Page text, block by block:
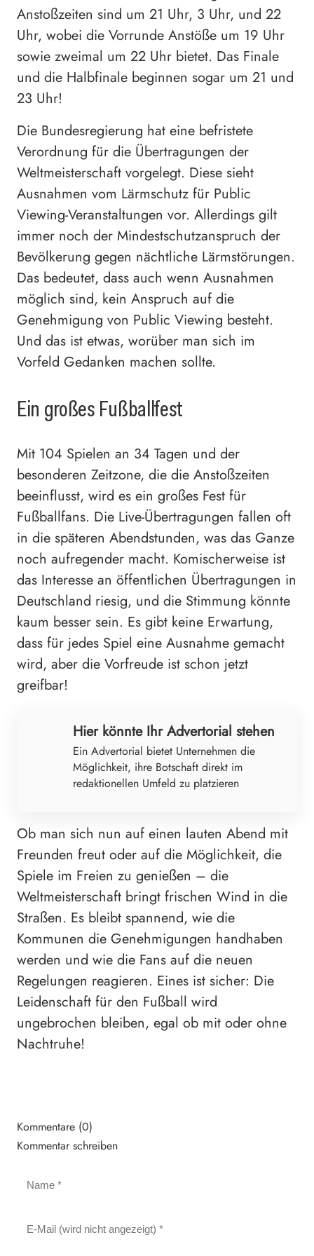
Anstoßzeiten sind um 21 Uhr, 3 Uhr, und 22
Uhr, wobei die Vorrunde Anstöße um 19 Uhr
sowie zweimal um 22 Uhr bietet. Das Finale
und die Halbfinale beginnen sogar um 21 und
23 Uhr!
Die Bundesregierung hat eine befristete
Verordnung für die Übertragungen der
Weltmeisterschaft vorgelegt. Diese sieht
Ausnahmen vom Lärmschutz für Public
Viewing-Veranstaltungen vor. Allerdings gilt
immer noch der Mindestschutzanspruch der
Bevölkerung gegen nächtliche Lärmstörungen.
Das bedeutet, dass auch wenn Ausnahmen
möglich sind, kein Anspruch auf die
Genehmigung von Public Viewing besteht.
Und das ist etwas, worüber man sich im
Vorfeld Gedanken machen sollte.
Ein großes Fußballfest
Mit 104 Spielen an 34 Tagen und der
besonderen Zeitzone, die die Anstoßzeiten
beeinflusst, wird es ein großes Fest für
Fußballfans. Die Live-Übertragungen fallen oft
in die späteren Abendstunden, was das Ganze
noch aufregender macht. Komischerweise ist
das Interesse an öffentlichen Übertragungen in
Deutschland riesig, und die Stimmung könnte
kaum besser sein. Es gibt keine Erwartung,
dass für jedes Spiel eine Ausnahme gemacht
wird, aber die Vorfreude ist schon jetzt
greifbar!
Hier könnte Ihr Advertorial stehen
Ein Advertorial bietet Unternehmen die
Möglichkeit, ihre Botschaft direkt im
redaktionellen Umfeld zu platzieren
Ob man sich nun auf einen lauten Abend mit
Freunden freut oder auf die Möglichkeit, die
Spiele im Freien zu genießen – die
Weltmeisterschaft bringt frischen Wind in die
Straßen. Es bleibt spannend, wie die
Kommunen die Genehmigungen handhaben
werden und wie die Fans auf die neuen
Regelungen reagieren. Eines ist sicher: Die
Leidenschaft für den Fußball wird
ungebrochen bleiben, egal ob mit oder ohne
Nachtruhe!
Kommentare (0)
Kommentar schreiben